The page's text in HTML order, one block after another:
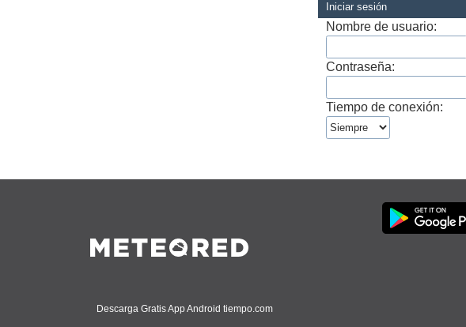
Iniciar sesión
Nombre de usuario:
Contraseña:
Tiempo de conexión:
Descarga Gratis App Android tiempo.com